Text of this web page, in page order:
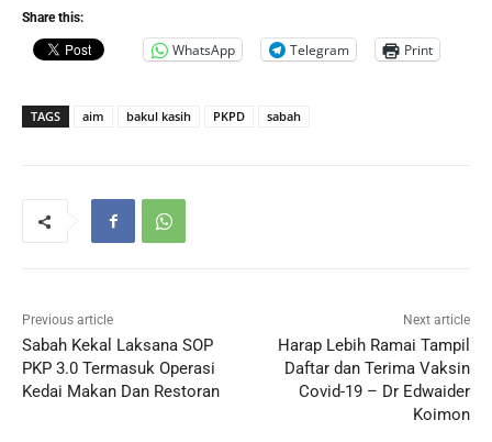
Share this:
WhatsApp Telegram Print
TAGS aim bakul kasih PKPD sabah
Previous article
Sabah Kekal Laksana SOP
PKP 3.0 Termasuk Operasi
Kedai Makan Dan Restoran
Next article
Harap Lebih Ramai Tampil
Daftar dan Terima Vaksin
Covid-19 – Dr Edwaider
Koimon